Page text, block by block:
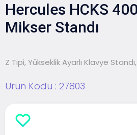
Hercules HCKS
Mikser Standı
Z Tipi, Yükseklik Ayarlı Klavye Standı,
Ürün Kodu : 27803